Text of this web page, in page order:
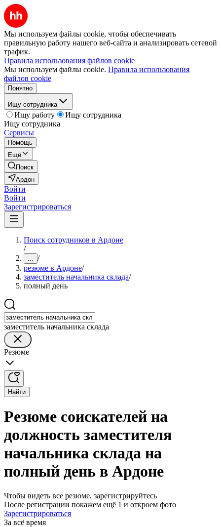
Мы используем файлы cookie, чтобы обеспечивать
правильную работу нашего веб-сайта и анализировать сетевой
трафик.
Правила использования файлов cookie
Мы используем файлы cookie. Правила использования
файлов cookie
Понятно
Ищу сотрудника
Ищу работу
Ищу сотрудника
Ищу сотрудника
Сервисы
Помощь
Ещё
Поиск
Ардон
Войти
Войти
Зарегистрироваться
Поиск сотрудников в Ардоне
/
... /
резюме в Ардоне/
заместитель начальника склада/
полный день
заместитель начальника склада
Резюме
Найти
Резюме соискателей на
должность заместителя
начальника склада на
полный день в Ардоне
Чтобы видеть все резюме, зарегистрируйтесь
После регистрации покажем ещё 1 и откроем фото
Зарегистрироваться
За всё время